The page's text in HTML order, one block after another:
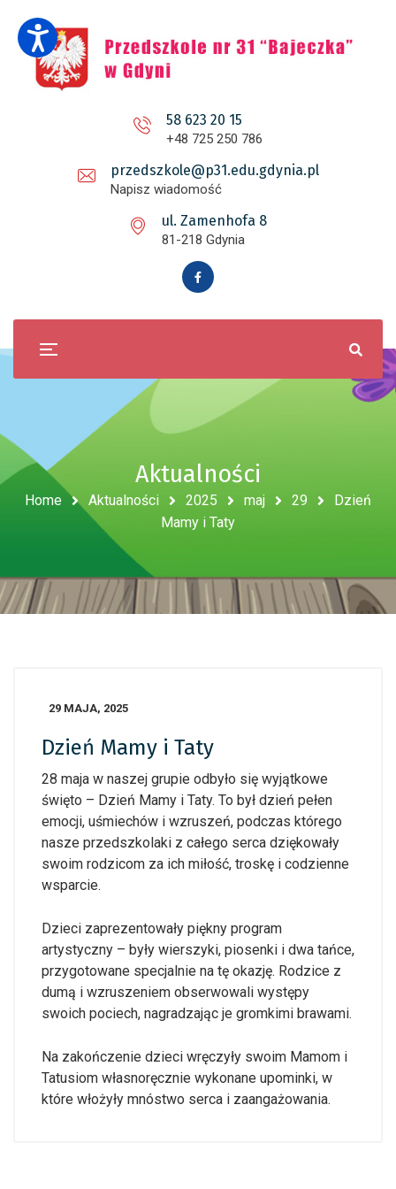
58 623 20 15
+48 725 250 786
przedszkole@p31.edu.gdynia.pl
Napisz wiadomość
ul. Zamenhofa 8
81-218 Gdynia
Aktualności
Home Aktualności 2025 maj 29
Dzień
Mamy i Taty
29 MAJA, 2025
Dzień Mamy i Taty
28 maja w naszej grupie odbyło się wyjątkowe
święto – Dzień Mamy i Taty. To był dzień pełen
emocji, uśmiechów i wzruszeń, podczas którego
nasze przedszkolaki z całego serca dziękowały
swoim rodzicom za ich miłość, troskę i codzienne
wsparcie.
Dzieci zaprezentowały piękny program
artystyczny – były wierszyki, piosenki i dwa tańce,
przygotowane specjalnie na tę okazję. Rodzice z
dumą i wzruszeniem obserwowali występy
swoich pociech, nagradzając je gromkimi brawami.
Na zakończenie dzieci wręczyły swoim Mamom i
Tatusiom własnoręcznie wykonane upominki, w
które włożyły mnóstwo serca i zaangażowania.